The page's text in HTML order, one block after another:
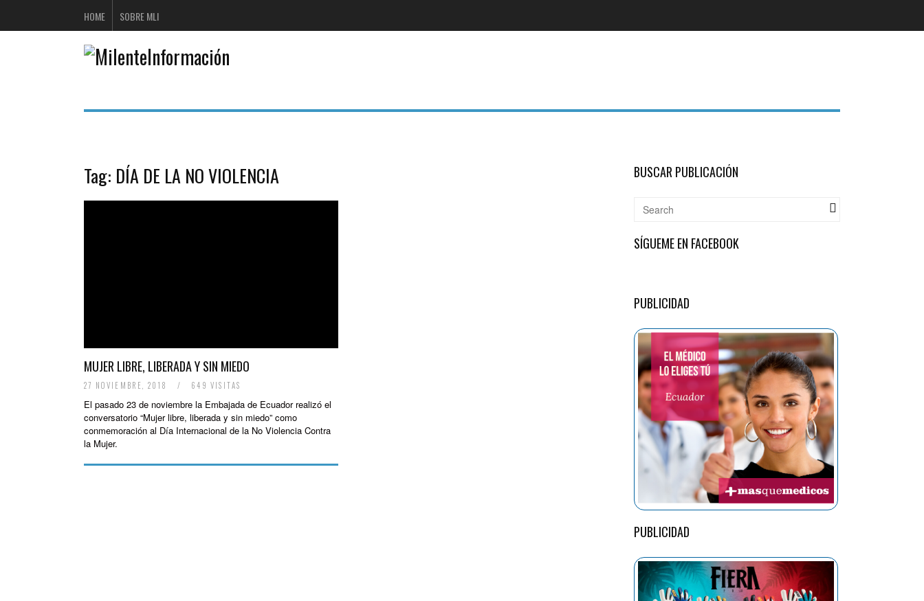
HOME SOBRE MLI
Tag: DÍA DE LA NO VIOLENCIA
MUJER LIBRE, LIBERADA Y SIN MIEDO
27 NOVIEMBRE, 2018 / 649 VISITAS
El pasado 23 de noviembre la Embajada de Ecuador realizó el
conversatorio “Mujer libre, liberada y sin miedo” como
conmemoración al Día Internacional de la No Violencia Contra
la Mujer.
BUSCAR PUBLICACIÓN
SÍGUEME EN FACEBOOK
PUBLICIDAD
PUBLICIDAD